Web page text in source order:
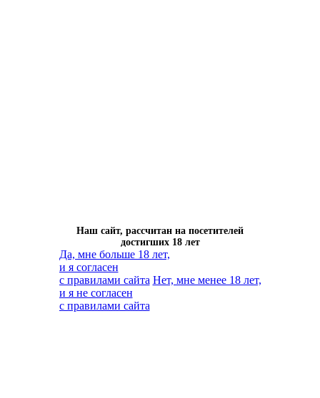
Наш сайт, рассчитан на посетителей
достигших 18 лет
Да, мне больше 18 лет,
и я согласен
с правилами сайта Нет, мне менее 18 лет,
и я не согласен
с правилами сайта